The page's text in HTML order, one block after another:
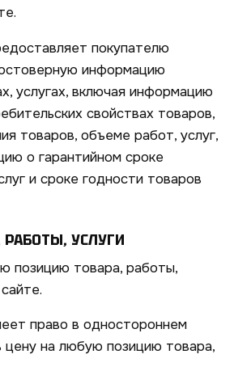
покупателю
информацию
услугах, включая информацию
свойствах товаров,
товаров, объеме работ, услуг,
о гарантийном сроке
и сроке годности товаров
РАБОТЫ, УСЛУГИ
позицию товара, работы,
право в одностороннем
цену на любую позицию товара,